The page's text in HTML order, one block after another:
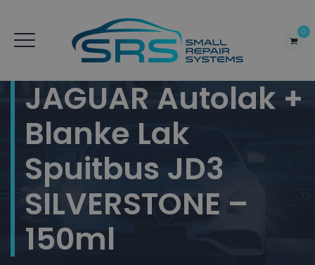
0
JAGUAR Autolak +
Blanke Lak
Spuitbus JD3
SILVERSTONE –
150ml